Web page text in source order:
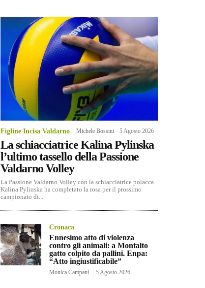
Figline Incisa Valdarno Michele Bossini -5 Agosto 2026
La schiacciatrice Kalina Pylinska
l’ultimo tassello della Passione
Valdarno Volley
La Passione Valdarno Volley con la schiacciatrice polacca
Kalina Pylinska ha completato la rosa per il prossimo
campionato di...
Cronaca
Ennesimo atto di violenza
contro gli animali: a Montalto
gatto colpito da pallini. Enpa:
“Atto ingiustificabile”
Monica Campani - 5 Agosto 2026